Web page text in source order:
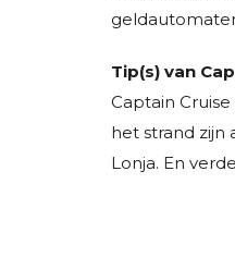
Tip(s) van
Captain
het strand zijn
Lonja. En